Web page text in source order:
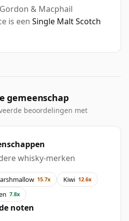
& Macphail
is een Single Malt Scotch
gemeenschap
beoordelingen met
whisky-merken
15.7x Kiwi 12.6x
7.8x
noten